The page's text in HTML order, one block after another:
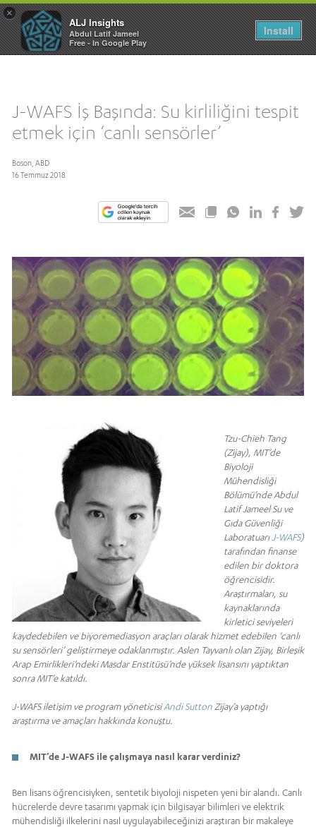
×
ALJ Insights
Abdul Latif Jameel
Free - In Google Play
Install
Toggle
navigation
J-WAFS İş Başında: Su kirliliğini tespit
etmek için ‘canlı sensörler’
Boson, ABD
16 Temmuz 2018
Tzu-Chieh Tang
(Zijay), MIT’de
Biyoloji
Mühendisliği
Bölümü’nde Abdul
Latif Jameel Su ve
Gıda Güvenliği
LaboratuarıJ-WAFS)
tarafından finanse
edilen bir doktora
öğrencisidir.
Araştırmaları, su
kaynaklarında
kirletici seviyeleri
kaydedebilen ve biyoremediasyon araçları olarak hizmet edebilen ‘canlı
su sensörleri’ geliştirmeye odaklanmıştır. Aslen Tayvanlı olan Zijay, Birleşik
Arap Emirlikleri’ndeki Masdar Enstitüsü’nde yüksek lisansını yaptıktan
sonra MIT’e katıldı.
J-WAFS iletişim ve program yöneticisiAndi Sutton Zijay’a yaptığı
araştırma ve amaçları hakkında konuştu.
MIT’de J-WAFS ile çalışmaya nasıl karar verdiniz?
Ben lisans öğrencisiyken, sentetik biyoloji nispeten yeni bir alandı. Canlı
hücrelerde devre tasarımı yapmak için bilgisayar bilimleri ve elektrik
mühendisliği ilkelerini nasıl uygulayabileceğinizi araştıran bir makaleye